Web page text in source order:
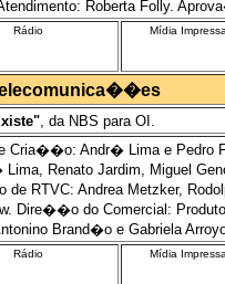
Roberta Folly.
Rádio Mídia
, da NBS para OI.
Andr� Lima e Pedro
Renato Jardim, Miguel
RTVC: Andrea Metzker,
Dire��o do Comercial:
Brand�o e Gabriela
Rádio Mídia